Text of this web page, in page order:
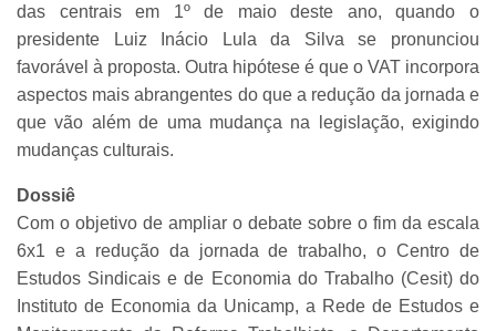
das centrais em 1º de maio deste ano, quando o
presidente Luiz Inácio Lula da Silva se pronunciou
favorável à proposta. Outra hipótese é que o VAT incorpora
aspectos mais abrangentes do que a redução da jornada e
que vão além de uma mudança na legislação, exigindo
mudanças culturais.
Dossiê
Com o objetivo de ampliar o debate sobre o fim da escala
6x1 e a redução da jornada de trabalho, o Centro de
Estudos Sindicais e de Economia do Trabalho (Cesit) do
Instituto de Economia da Unicamp, a Rede de Estudos e